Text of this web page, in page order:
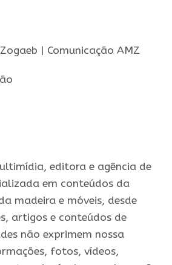
| Comunicação AMZ
editora e agência de
em conteúdos da
madeira e móveis, desde
artigos e conteúdos de
não exprimem nossa
fotos, vídeos,